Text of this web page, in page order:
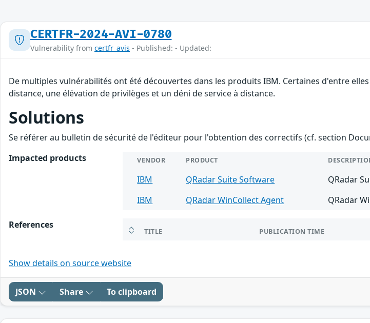
CERTFR-2024-AVI-0780
Vulnerability from certfr_avis - Published: - Updated:
De multiples vulnérabilités ont été découvertes dans les produits IBM. Certaines d'entre
distance, une élévation de privilèges et un déni de service à distance.
Solutions
Se référer au bulletin de sécurité de l'éditeur pour l'obtention des correctifs (cf. section
Impacted products
VENDOR PRODUCT
IBM QRadar Suite Software
QRadar
IBM
QRadar WinCollect Agent QRadar
References
TITLE PUBLICATION TIME
Show details on source website
JSON Share To clipboard